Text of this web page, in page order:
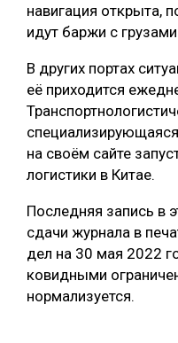
навигация открыта,
идут баржи с грузами.
В других портах
её приходится
на своём сайте
логистики в Китае.
Последняя запись в
сдачи журнала в
дел на 30 мая 2022
ковидными
нормализуется.